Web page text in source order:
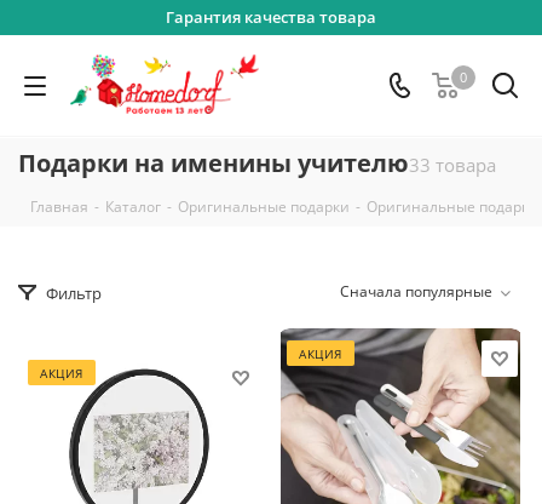
Гарантия качества товара
0
Подарки на именины учителю33 товара
Главная - Каталог - Оригинальные подарки - Оригинальные
Фильтр Сначала популярные
АКЦИЯ
АКЦИЯ